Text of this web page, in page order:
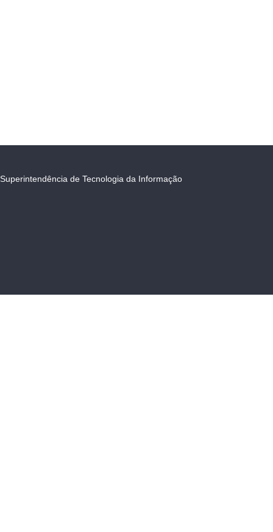
Superintendência de Tecnologia da Informação